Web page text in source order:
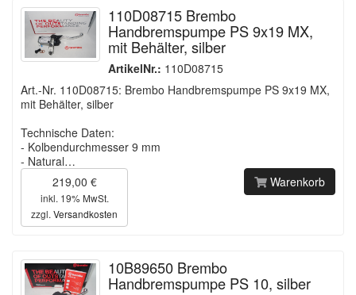
110D08715 Brembo
Handbremspumpe PS 9x19 MX,
mit Behälter, silber
ArtikelNr.: 110D08715
Art.-Nr. 110D08715: Brembo Handbremspumpe PS 9x19 MX,
mit Behälter, silber
Technische Daten:
- Kolbendurchmesser 9 mm
- Natural…
219,00 €
inkl. 19% MwSt.
zzgl. Versandkosten
Warenkorb
10B89650 Brembo
Handbremspumpe PS 10, silber